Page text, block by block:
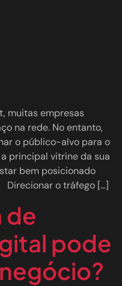
muitas empresas
na rede. No entanto,
o público-alvo para o
principal vitrine da sua
bem posicionado
o tráfego […]
de
pode